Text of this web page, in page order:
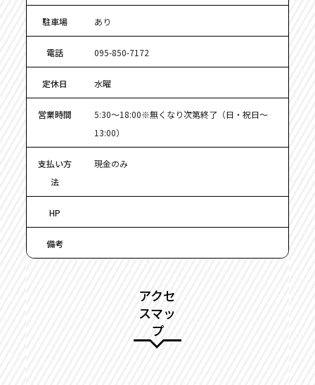
駐車場 あり
電話 095-850-7172
定休日 水曜
営業時間
5:30～18:00※無くなり次第終了（日・祝日～
13:00）
支払い方
法
現金のみ
HP
備考
アクセ
スマッ
プ